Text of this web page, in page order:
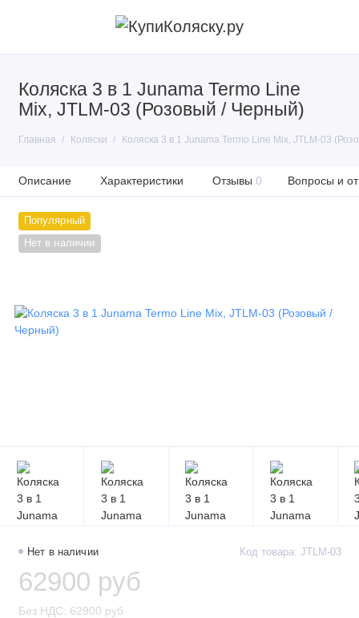
Коляска 3 в 1 Junama Termo Line
Mix, JTLM-03 (Розовый / Черный)
Главная Коляски Коляска 3 в 1 Junama Termo Line Mix, JTLM-03
Описание Характеристики Отзывы 0 Вопросы и
Популярный
Нет в наличии
Нет в наличии Код товара: JTLM-03
62900 руб
Без НДС: 62900 руб